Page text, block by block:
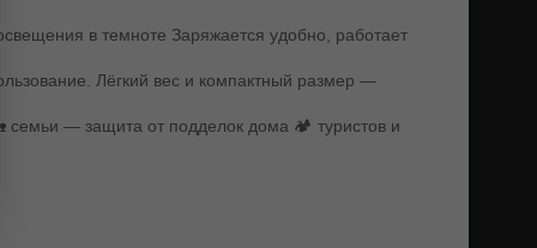
в темноте Заряжается удобно, работает
Лёгкий вес и компактный размер —
семьи — защита от подделок дома 🏕️ туристов и